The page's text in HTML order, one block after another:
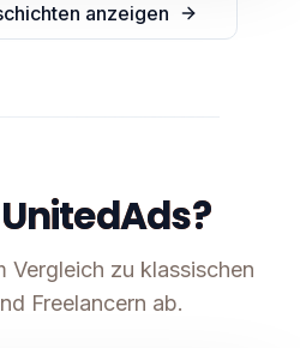
anzeigen
Vergleich zu klassischen
Freelancern ab.